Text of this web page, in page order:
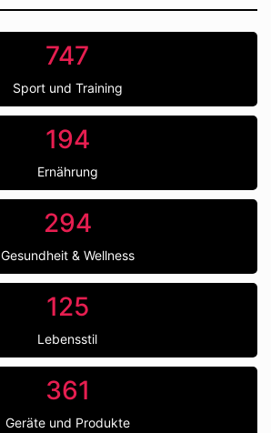
747
Sport und Training
194
Ernährung
294
Gesundheit & Wellness
125
Lebensstil
361
Geräte und Produkte